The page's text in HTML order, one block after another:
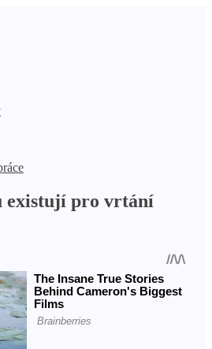
existují pro vrtání